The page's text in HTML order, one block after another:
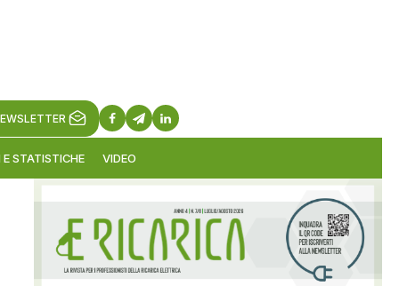
E STATISTICHE VIDEO